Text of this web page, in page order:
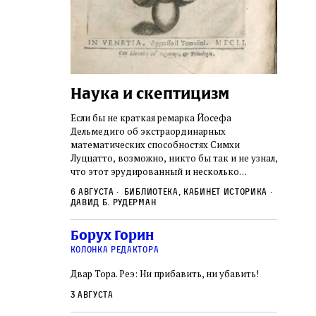
не
смысл и
и
как
Перед нами
последнее
Наука и скептицизм
Если бы не краткая ремарка Йосефа
Дельмедиго об экстраординарных
математических способностях Симхи
Луццатто, возможно, никто бы так и не узнал,
что этот эрудированный и несколько
какое‑то отношение к научной деятельности.
из раввинов Венеции
6 августа
Библиотека, кабинет историка
Давид Б. Рудерман
Борух Горин
колонка редактора
Двар Тора. Реэ: Ни прибавить, ни убавить!
3 августа